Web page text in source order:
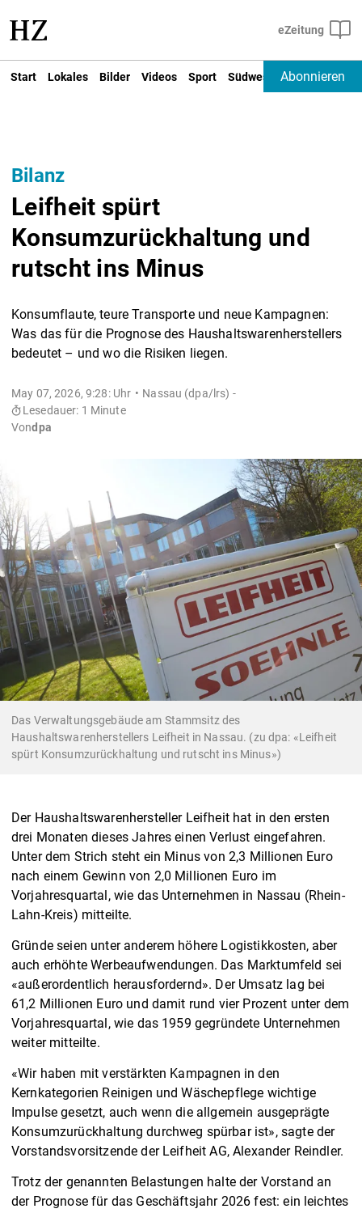
Start Lokales Bilder Videos Sport Südwest Deutschland
Abonnieren
Bilanz
Leifheit spürt
Konsumzurückhaltung und
rutscht ins Minus
Konsumflaute, teure Transporte und neue Kampagnen:
Was das für die Prognose des Haushaltswarenherstellers
bedeutet – und wo die Risiken liegen.
May 07, 2026, 9:28: Uhr
Nassau (dpa/lrs) -
Lesedauer: 1 Minute
Vondpa
Das Verwaltungsgebäude am Stammsitz des
Haushaltswarenherstellers Leifheit in Nassau. (zu dpa: «Leifheit
spürt Konsumzurückhaltung und rutscht ins Minus»)
Der Haushaltswarenhersteller Leifheit hat in den ersten
drei Monaten dieses Jahres einen Verlust eingefahren.
Unter dem Strich steht ein Minus von 2,3 Millionen Euro
nach einem Gewinn von 2,0 Millionen Euro im
Vorjahresquartal, wie das Unternehmen in Nassau (Rhein-
Lahn-Kreis) mitteilte.
Gründe seien unter anderem höhere Logistikkosten, aber
auch erhöhte Werbeaufwendungen. Das Marktumfeld sei
«außerordentlich herausfordernd». Der Umsatz lag bei
61,2 Millionen Euro und damit rund vier Prozent unter dem
Vorjahresquartal, wie das 1959 gegründete Unternehmen
weiter mitteilte.
«Wir haben mit verstärkten Kampagnen in den
Kernkategorien Reinigen und Wäschepflege wichtige
Impulse gesetzt, auch wenn die allgemein ausgeprägte
Konsumzurückhaltung durchweg spürbar ist», sagte der
Vorstandsvorsitzende der Leifheit AG, Alexander Reindler.
Trotz der genannten Belastungen halte der Vorstand an
der Prognose für das Geschäftsjahr 2026 fest: ein leichtes